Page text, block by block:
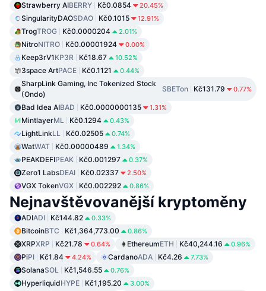
Strawberry AIBERRY Kč0.0854 20.45%
SingularityDAOSDAO Kč0.1015 12.91%
TrogTROG Kč0.0000204 2.01%
NitroNITRO Kč0.00001924 0.00%
Keep3rV1KP3R Kč18.67 10.52%
3space ArtPACE Kč0.1121 0.44%
SharpLink Gaming, Inc Tokenized Stock
(Ondo)
SBETon Kč131.79 0.77%
Bad Idea AIBAD Kč0.0000000135 1.31%
MintlayerML Kč0.1294 0.43%
LightLinkLL Kč0.02505 0.74%
WatWAT Kč0.00000489 1.34%
PEAKDEFIPEAK Kč0.001297 0.37%
Zero1 LabsDEAI Kč0.02337 2.50%
VGX TokenVGX Kč0.002292 0.86%
Nejnavštěvovanější kryptoměny
ADIADI Kč144.82 0.33%
BitcoinBTC Kč1,364,773.00 0.86%
XRPXRP Kč21.78 0.64% EthereumETH Kč40,244.16 0.96%
PiPI Kč1.84 4.24% CardanoADA Kč4.26 7.73%
SolanaSOL Kč1,546.55 0.76%
HyperliquidHYPE Kč1,195.20 3.00%